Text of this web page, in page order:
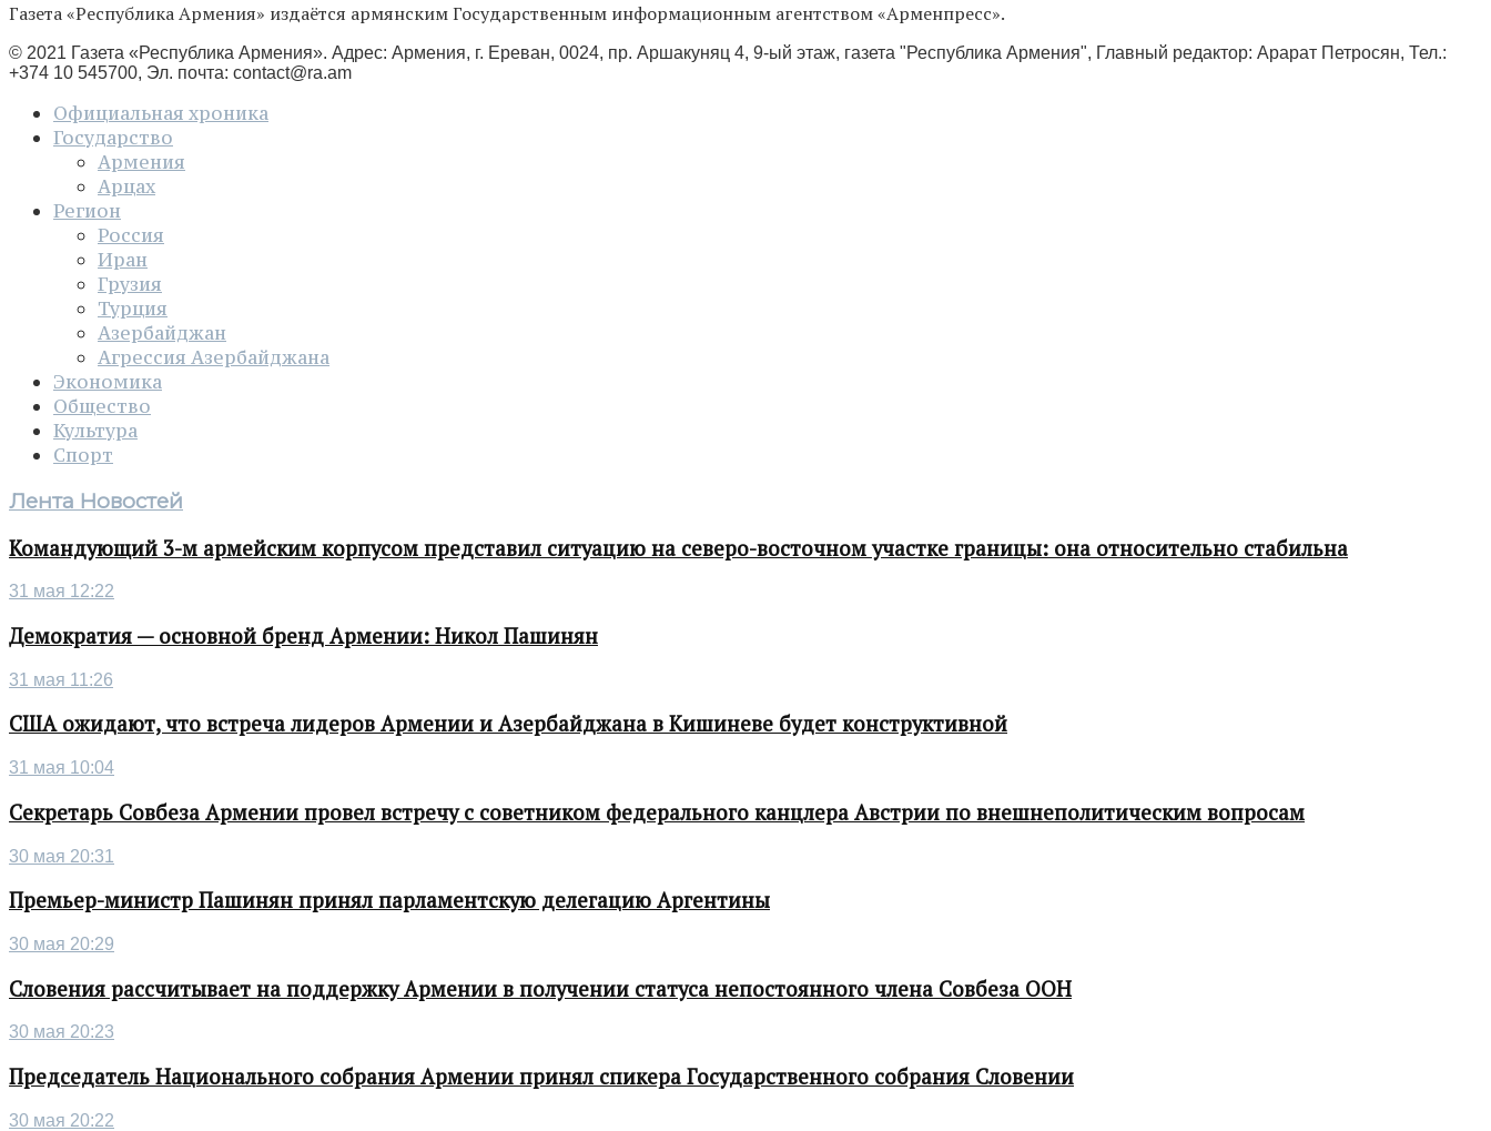
Газета «Республика Армения» издаётся армянским Государственным информационным агентством «Арменпресс».
© 2021 Газета «Республика Армения». Адрес: Армения, г. Ереван, 0024, пр. Аршакуняц 4, 9-ый этаж, газета "Республика Армения", Главный редактор: Арарат Петросян, Тел.:
+374 10 545700, Эл. почта: contact@ra.am
Официальная хроника
Государство
Армения
Арцах
Регион
Россия
Иран
Грузия
Турция
Азербайджан
Агрессия Азербайджана
Экономика
Общество
Культура
Спорт
Лента Новостей
Командующий 3-м армейским корпусом представил ситуацию на северо-восточном участке границы: она относительно стабильна
31 мая 12:22
Демократия — основной бренд Армении: Никол Пашинян
31 мая 11:26
США ожидают, что встреча лидеров Армении и Азербайджана в Кишиневе будет конструктивной
31 мая 10:04
Секретарь Совбеза Армении провел встречу с советником федерального канцлера Австрии по внешнеполитическим вопросам
30 мая 20:31
Премьер-министр Пашинян принял парламентскую делегацию Аргентины
30 мая 20:29
Словения рассчитывает на поддержку Армении в получении статуса непостоянного члена Совбеза ООН
30 мая 20:23
Председатель Национального собрания Армении принял спикера Государственного собрания Словении
30 мая 20:22